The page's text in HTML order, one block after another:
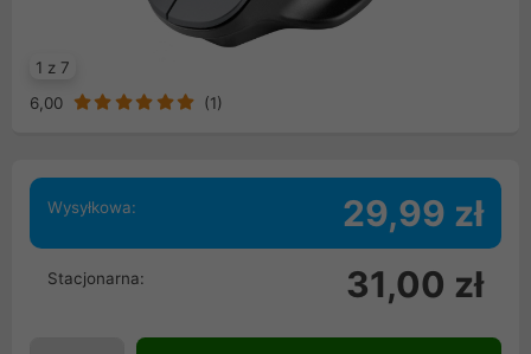
1 z 7
6,00 (1)
Wysyłkowa: 29,99 zł
Stacjonarna: 31,00 zł